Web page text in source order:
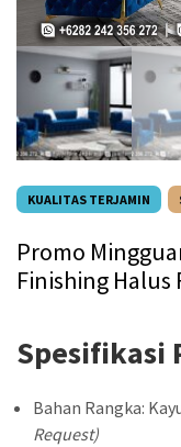
KUALITAS TERJAMIN
Promo
Finishing Halus
Spesifikasi
Bahan Rangka:
Request)